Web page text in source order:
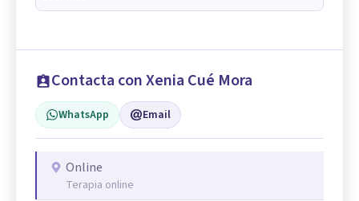
Contacta con Xenia Cué Mora
WhatsApp Email
Online
Terapia online